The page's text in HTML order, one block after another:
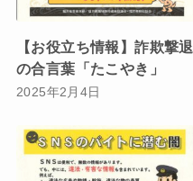
【お役立ち情報】詐欺撃退
の合言葉「たこやき」
2025年2月4日